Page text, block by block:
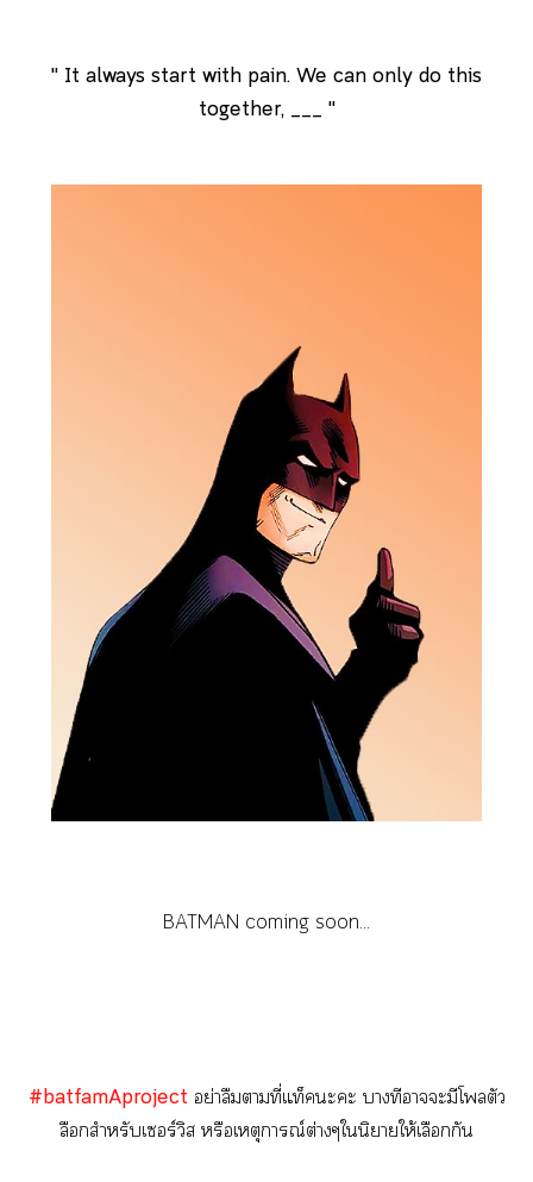
" It always start with pain. We can only do this
together, ___ "
BATMAN coming soon...
#batfamAprojectอย่าลืมตามที่แท็ะะ บางทีาะมีโลตัว
ลือกสำหรับเซอร์วิส หรือเหตุการณ์ต่างๆในิยายให้เลือกกัน